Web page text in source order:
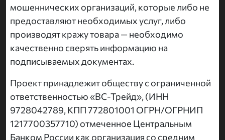
мошеннических организаций, которые либо не
предоставляют необходимых услуг, либо
производят кражу товара — необходимо
качественно сверять информацию на
подписываемых документах.
Проект принадлежит обществу с ограниченной
ответственностью «ВС-Трейд», (ИНН
9728042789, КПП 772801001 ОГРН/ОГРНИП
1217700357710) отмеченное Центральным
Банком России как организация со средним